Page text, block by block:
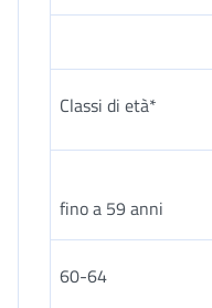
Classi di età*
fino a 59 anni
60-64